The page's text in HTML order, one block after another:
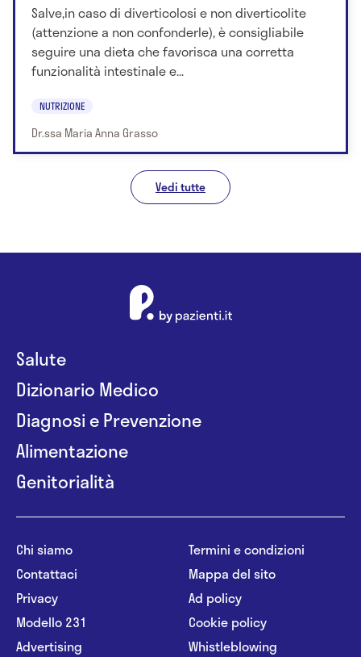
Salve,in caso di diverticolosi e non diverticolite
(attenzione a non confonderle), è consigliabile
seguire una dieta che favorisca una corretta
funzionalità intestinale e...
NUTRIZIONE
Dr.ssa Maria Anna Grasso
Vedi tutte
Salute
Dizionario Medico
Diagnosi e Prevenzione
Alimentazione
Genitorialità
Chi siamo
Contattaci
Privacy
Modello 231
Advertising
Termini e condizioni
Mappa del sito
Ad policy
Cookie policy
Whistleblowing